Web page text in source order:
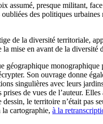
assumé, presque militant,
des politiques
de la diversité territoriale,
mise en avant de la diversité
géographique
Son ouvrage donne
singulières avec leurs
de vues de l’auteur.
le territoire n’était
cartographie, à la